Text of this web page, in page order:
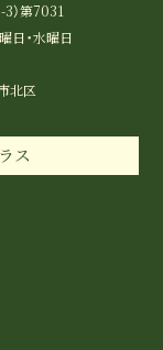
）第7031
日・水曜日
北区
ス